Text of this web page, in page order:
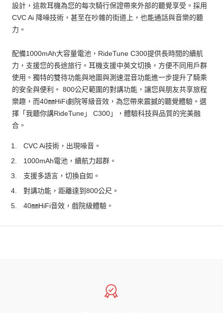
設計，這款耳機為您的每次騎行保證帶來外部的聽覺享受。採用
CVC Ai 降噪技術，甚至在吵雜的街道上，也能通話與音樂的聽
力。
配備1000mAh大容量電池，RideTune C300提供長時間的續航
力，支援您的長途旅行。耳機支援中英文切換，方便不同用戶群
使用。獨特的雙待功能與地圖與測速混音功能進一步提升了騎乘
的安全與便利。 800公尺範圍的對講功能，讓您與朋友共享旅程
樂趣，而40㎜HiFi劇院等級音效，為您帶來震撼的聽覺體驗。選
擇「我聽你講RideTune」 C300」，體驗科技與品質的完美融
合。
CVC Ai技術，出現噪音。
1000mAh電池，續航力超群。
支援多語言，切換自如。
對講功能，距離達到800公尺。
40㎜HiFi音效，戲院級體驗。